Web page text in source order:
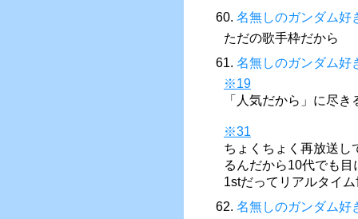
60. 名無しのガンダム好
ただの歌手枠だから
61. 名無しのガンダム好
※19
「人気だから」に尽き
※31
ちょくちょく再放送し
るんだから10代でも
1stだってリアルタイ
62. 名無しのガンダム好